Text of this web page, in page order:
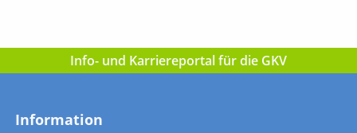
Info- und Karriereportal für die GKV
Information